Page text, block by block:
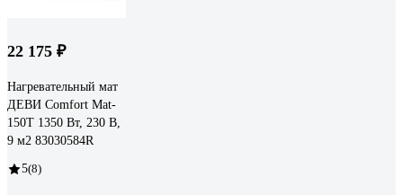
22 175 ₽
Нагревательный мат
ДЕВИ Comfort Mat-
150T 1350 Вт, 230 В,
9 м2 83030584R
5(8)